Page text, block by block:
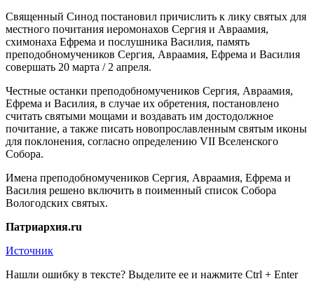
Священный Синод постановил причислить к лику святых для
местного почитания иеромонахов Сергия и Авраамия,
схимонаха Ефрема и послушника Василия, память
преподобномучеников Сергия, Авраамия, Ефрема и Василия
совершать 20 марта / 2 апреля.
Честные останки преподобномучеников Сергия, Авраамия,
Ефрема и Василия, в случае их обретения, постановлено
считать святыми мощами и воздавать им достодолжное
почитание, а также писать новопрославленным святым иконы
для поклонения, согласно определению VII Вселенского
Собора.
Имена преподобномучеников Сергия, Авраамия, Ефрема и
Василия решено включить в поименный список Cобора
Вологодских святых.
Патриархия.ru
Источник
Нашли ошибку в тексте? Выделите ее и нажмите Ctrl + Enter